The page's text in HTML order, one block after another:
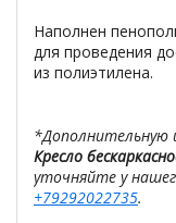
Наполнен
для проведения
из полиэтилена.
*Дополнительную
Кресло
уточняйте у
+79292022735.